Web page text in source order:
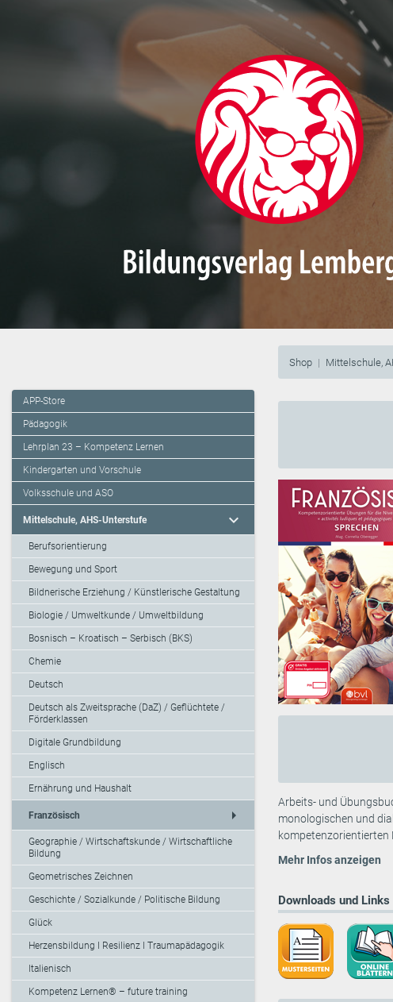
Shop Mittelschule,
APP-Store
Pädagogik
Lehrplan 23 – Kompetenz Lernen
Kindergarten und Vorschule
Volksschule und ASO
Mittelschule, AHS-Unterstufe expand_more
Berufsorientierung
Bewegung und Sport
Bildnerische Erziehung / Künstlerische Gestaltung
Biologie / Umweltkunde / Umweltbildung
Bosnisch – Kroatisch – Serbisch (BKS)
Chemie
Deutsch
Deutsch als Zweitsprache (DaZ) / Geflüchtete /
Förderklassen
Digitale Grundbildung
Englisch
Ernährung und Haushalt
Französisch arrow_right
Geographie / Wirtschaftskunde / Wirtschaftliche
Bildung
Geometrisches Zeichnen
Geschichte / Sozialkunde / Politische Bildung
Glück
Herzensbildung I Resilienz I Traumapädagogik
Italienisch
Kompetenz Lernen® – future training
Arbeits- und
monologischen und
kompetenzorientierten
Mehr Infos anzeigen
Downloads und Links